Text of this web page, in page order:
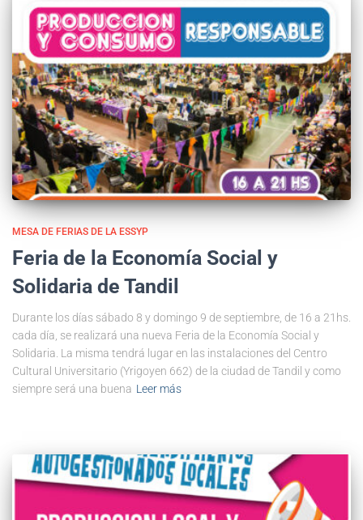
MESA DE FERIAS DE LA ESSYP
Feria de la Economía Social y
Solidaria de Tandil
Durante los días sábado 8 y domingo 9 de septiembre, de 16 a 21hs.
cada día, se realizará una nueva Feria de la Economía Social y
Solidaria. La misma tendrá lugar en las instalaciones del Centro
Cultural Universitario (Yrigoyen 662) de la ciudad de Tandil y como
siempre será una buena Leer más